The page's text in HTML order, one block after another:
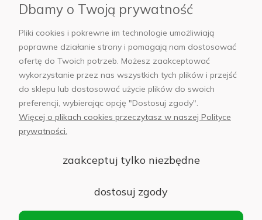
AB Foto
sklep@abfoto.pl
+48 797 971 275
© 2025 Wszelkie prawa zastrzeżone. Serwis własnością:
Sp. z o.o.
Siedziba: 02-486 WARSZAWA, Al. Jerozolimskie 176, NIP
Dbamy o Twoją prywatność
Pliki cookies i pokrewne im technologie umożliwiają
poprawne działanie strony i pomagają nam dostosować
ofertę do Twoich potrzeb. Możesz zaakceptować
wykorzystanie przez nas wszystkich tych plików i przejść
do sklepu lub dostosować użycie plików do swoich
preferencji, wybierając opcję "Dostosuj zgody".
Więcej o plikach cookies przeczytasz w naszej Polityce
prywatności.
zaakceptuj tylko niezbędne
dostosuj zgody